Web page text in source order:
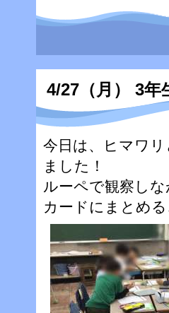
4/27（月） 3年
今日は、ヒマワ
ました！
ルーペで観察し
カードにまとめ